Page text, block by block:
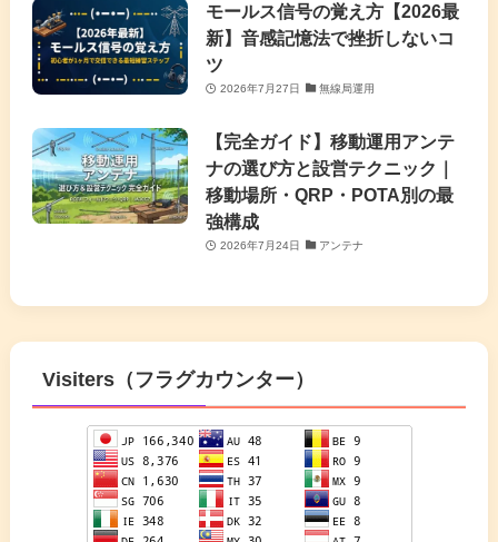
モールス信号の覚え方【2026最
新】音感記憶法で挫折しないコ
ツ
2026年7月27日 無線局運用
【完全ガイド】移動運用アンテ
ナの選び方と設営テクニック｜
移動場所・QRP・POTA別の最
強構成
2026年7月24日 アンテナ
Visiters（フラグカウンター）